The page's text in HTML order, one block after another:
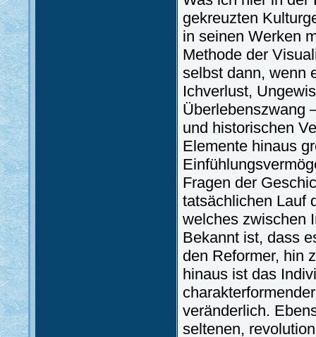
gekreuzten
in seinen Werken
Methode der
selbst dann, wenn
Ichverlust,
Überlebenszwang
und historischen
Elemente hinaus
Fragen der
tatsächlichen Lauf
welches zwischen
Bekannt ist, dass
den Reformer, hin
hinaus ist das
veränderlich.
seltenen,